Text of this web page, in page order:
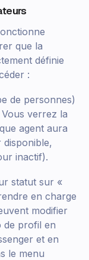
que la
définie
:
de personnes)
verrez la
agent aura
inactif).
statut sur «
en charge
modifier
de profil en
et en
le menu